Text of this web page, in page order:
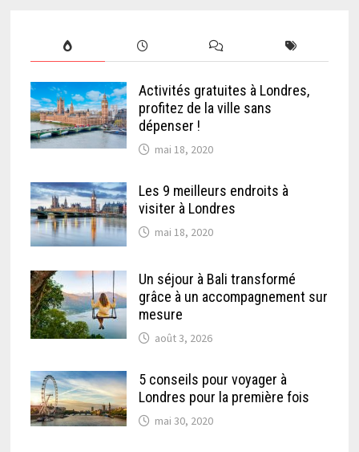
Activités gratuites à Londres,
profitez de la ville sans
dépenser !
mai 18, 2020
Les 9 meilleurs endroits à
visiter à Londres
mai 18, 2020
Un séjour à Bali transformé
grâce à un accompagnement sur
mesure
août 3, 2026
5 conseils pour voyager à
Londres pour la première fois
mai 30, 2020